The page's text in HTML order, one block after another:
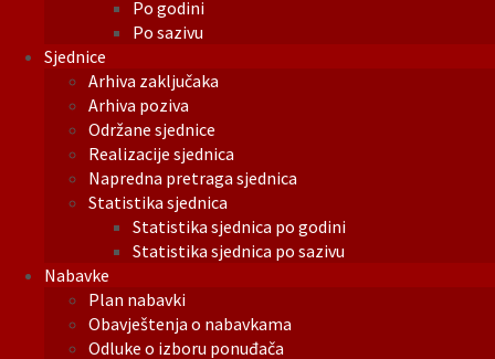
Po godini
Po sazivu
Sjednice
Arhiva zaključaka
Arhiva poziva
Održane sjednice
Realizacije sjednica
Napredna pretraga sjednica
Statistika sjednica
Statistika sjednica po godini
Statistika sjednica po sazivu
Nabavke
Plan nabavki
Obavještenja o nabavkama
Odluke o izboru ponuđača